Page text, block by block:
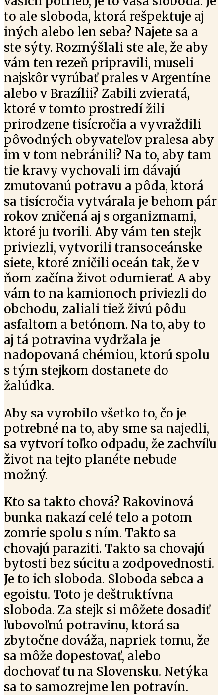
to ale sloboda, ktorá rešpektuje aj
iných alebo len seba? Najete sa a
ste sýty. Rozmýšlali ste ale, že aby
vám ten rezeň pripravili, museli
najskôr vyrúbať prales v Argentíne
alebo v Brazílii? Zabili zvieratá,
ktoré v tomto prostredí žili
prirodzene tisícročia a vyvraždili
pôvodných obyvateľov pralesa aby
im v tom nebránili? Na to, aby tam
tie kravy vychovali im dávajú
zmutovanú potravu a pôda, ktorá
sa tisícročia vytvárala je behom pár
rokov zničená aj s organizmami,
ktoré ju tvorili. Aby vám ten stejk
priviezli, vytvorili transoceánske
siete, ktoré zničili oceán tak, že v
ňom začína život odumierať. A aby
vám to na kamionoch priviezli do
obchodu, zaliali tiež živú pôdu
asfaltom a betónom. Na to, aby to
aj tá potravina vydržala je
nadopovaná chémiou, ktorú spolu
s tým stejkom dostanete do
žalúdka.
Aby sa vyrobilo všetko to, čo je
potrebné na to, aby sme sa najedli,
sa vytvorí toľko odpadu, že zachvíľu
život na tejto planéte nebude
možný.
Kto sa takto chová? Rakovinová
bunka nakazí celé telo a potom
zomrie spolu s ním. Takto sa
chovajú paraziti. Takto sa chovajú
bytosti bez súcitu a zodpovednosti.
Je to ich sloboda. Sloboda sebca a
egoistu. Toto je deštruktívna
sloboda. Za stejk si môžete dosadiť
ľubovoľnú potravinu, ktorá sa
zbytočne dováža, napriek tomu, že
sa môže dopestovať, alebo
dochovať tu na Slovensku. Netýka
sa to samozrejme len potravín.